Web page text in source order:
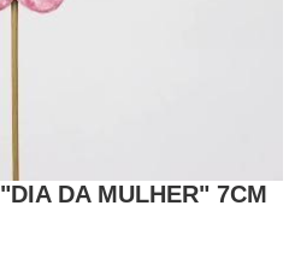
DA MULHER" 7CM